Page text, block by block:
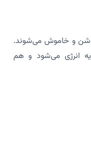
و خاموش می‌شوند.
انرژی می‌شود و هم